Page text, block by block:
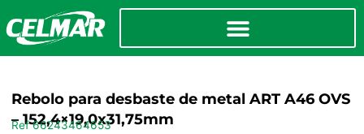
Rebolo para desbaste de metal ART A46 OVS
– 152,4×19,0x31,75mm
Ref 66243464653